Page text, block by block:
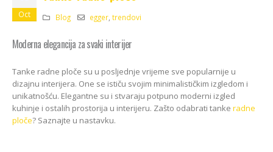
Oct Blog egger ,trendovi
Moderna elegancija za svaki interijer
Tanke radne ploče su u posljednje vrijeme sve popularnije u
dizajnu interijera. One se ističu svojim minimalističkim izgledom i
unikatnošću. Elegantne su i stvaraju potpuno moderni izgled
kuhinje i ostalih prostorija u interijeru. Zašto odabrati tanke radne
ploče? Saznajte u nastavku.
Kako odabrati pravi
format podnih daski?
15/01/2025
Podloge za EGGER
15/01/2025
Inspiracija bez
Pogledajte kako
spaja i najzahtjevnije
kutove